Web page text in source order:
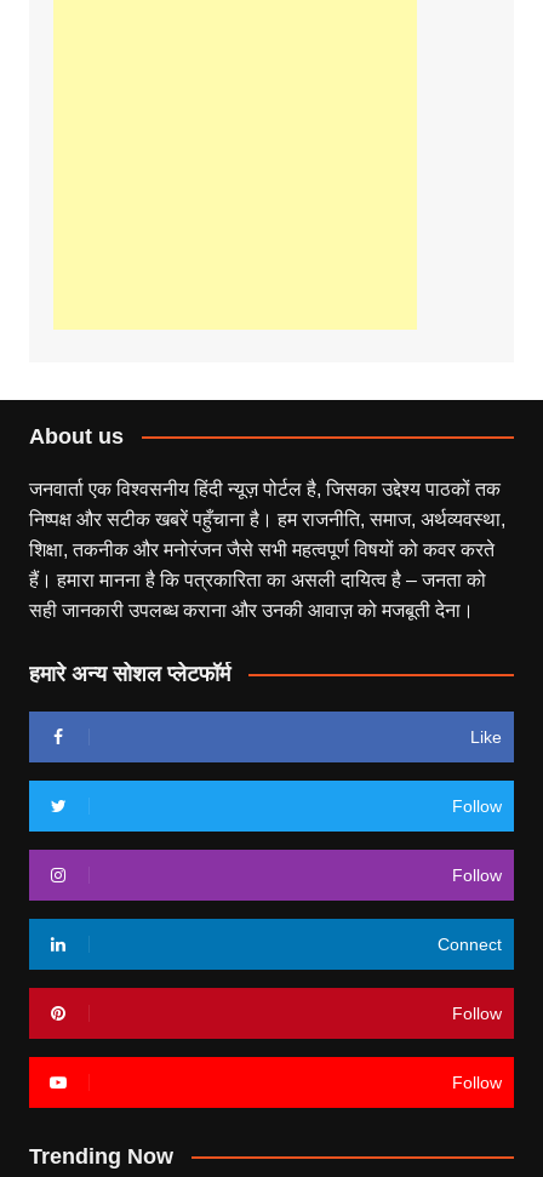
About us
जनवार्ता एक विश्वसनीय हिंदी न्यूज़ पोर्टल है, जिसका उद्देश्य पाठकों तक
निष्पक्ष और सटीक खबरें पहुँचाना है। हम राजनीति, समाज, अर्थव्यवस्था,
शिक्षा, तकनीक और मनोरंजन जैसे सभी महत्वपूर्ण विषयों को कवर करते
हैं। हमारा मानना है कि पत्रकारिता का असली दायित्व है – जनता को
सही जानकारी उपलब्ध कराना और उनकी आवाज़ को मजबूती देना।
हमारे अन्य सोशल प्लेटफॉर्म
Like
Follow
Follow
Connect
Follow
Follow
Trending Now